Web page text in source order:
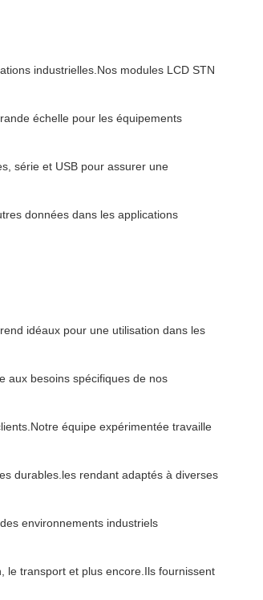
industrielles.Nos modules LCD STN
échelle pour les équipements
série et USB pour assurer une
données dans les applications
idéaux pour une utilisation dans les
aux besoins spécifiques de nos
équipe expérimentée travaille
durables.les rendant adaptés à diverses
environnements industriels
le transport et plus encore.Ils fournissent